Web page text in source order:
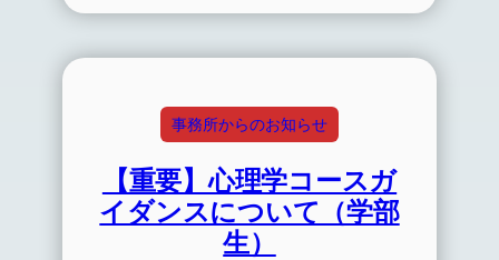
事務所からのお知らせ
【重要】心理学コースガ
イダンスについて（学部
生）